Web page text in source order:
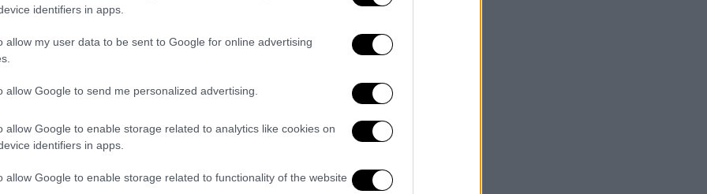
identifiers in apps.
allow my user data to be sent to Google for online advertising
allow Google to send me personalized advertising.
allow Google to enable storage related to analytics like cookies on
identifiers in apps.
allow Google to enable storage related to functionality of the website
να μου κάνει κακό» - Τι είπε η
καβγά
καθώς, σύμφωνα με
ο17χρονος συνοδηγός.